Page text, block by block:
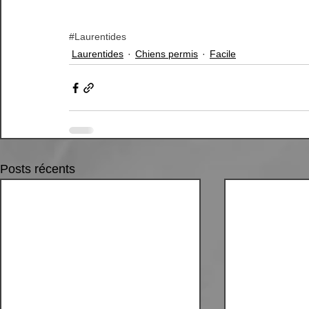
#Laurentides
Laurentides
Chiens permis Facile
Posts récents